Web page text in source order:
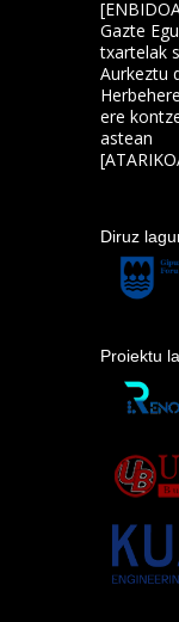
Gazte
txartelak
Aurkeztu
ere
astean
Diruz
Proiektu